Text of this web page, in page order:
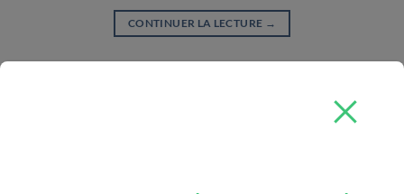
CONTINUER LA LECTURE →